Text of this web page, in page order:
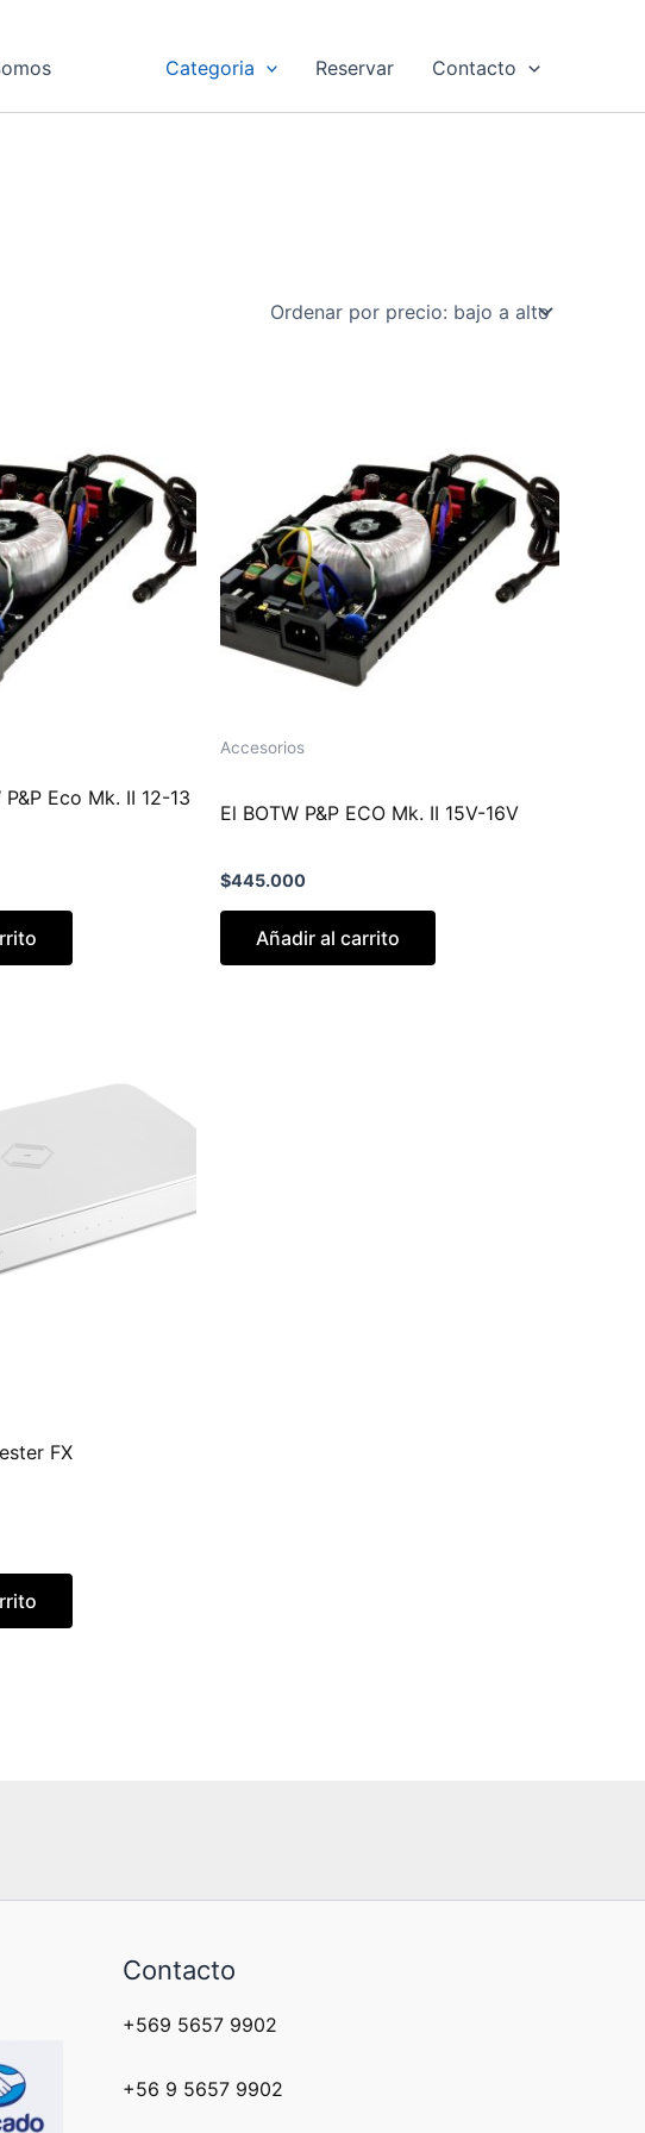
Categoria Reservar Contacto
Eco Mk. II 12-13
Accesorios
El BOTW P&P ECO Mk. II 15V-16V
$445.000
Añadir al carrito
FX
Contacto
+569 5657 9902
+56 9 5657 9902